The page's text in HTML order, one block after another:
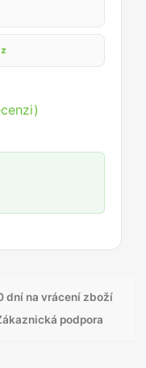
dní na vrácení zboží
podpora